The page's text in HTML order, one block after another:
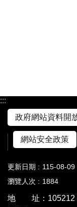
:::
政府網站資料開
網站安全政策
更新日期
115-08-09
瀏覽人次
1884
地 址：105212